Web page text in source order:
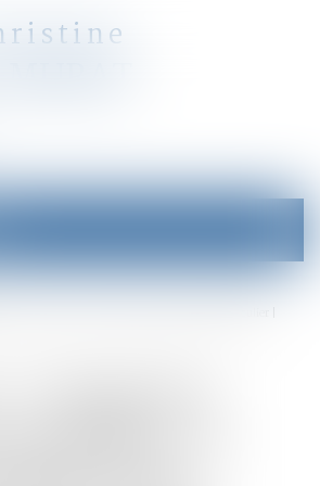
du conjoint : il faut justifier d'un intérêt particulier |
du
: il